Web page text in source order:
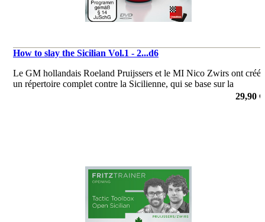
How to slay the Sicilian Vol.1 - 2...d6
Le GM hollandais Roeland Pruijssers et le MI Nico Zwirs ont créé
un répertoire complet contre la Sicilienne, qui se base sur la
29,90 €